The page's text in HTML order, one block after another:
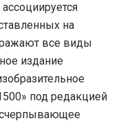
на
все виды
издание
под редакцией